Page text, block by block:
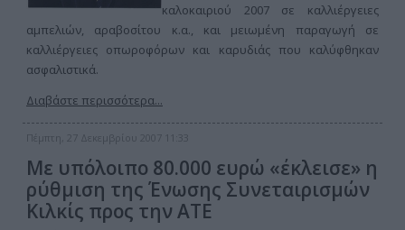
καλοκαιριού 2007 σε καλλιέργειες
αμπελιών, αραβοσίτου κ.α., και μειωμένη παραγωγή σε
καλλιέργειες οπωροφόρων και καρυδιάς που καλύφθηκαν
ασφαλιστικά.
Διαβάστε περισσότερα...
Πέμπτη, 27 Δεκεμβρίου 2007 11:33
Με υπόλοιπο 80.000 ευρώ «έκλεισε» η
ρύθμιση της Ένωσης Συνεταιρισμών
Κιλκίς προς την ΑΤΕ